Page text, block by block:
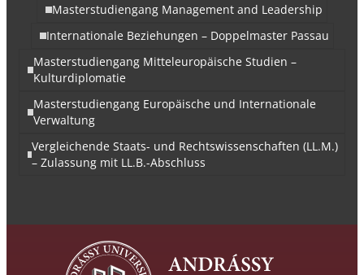
Masterstudiengang Management and Leadership
Internationale Beziehungen – Doppelmaster Passau
Masterstudiengang Mitteleuropäische Studien –
Kulturdiplomatie
Masterstudiengang Europäische und Internationale
Verwaltung
Vergleichende Staats- und Rechtswissenschaften (LL.M.)
– Zulassung mit LL.B.-Abschluss